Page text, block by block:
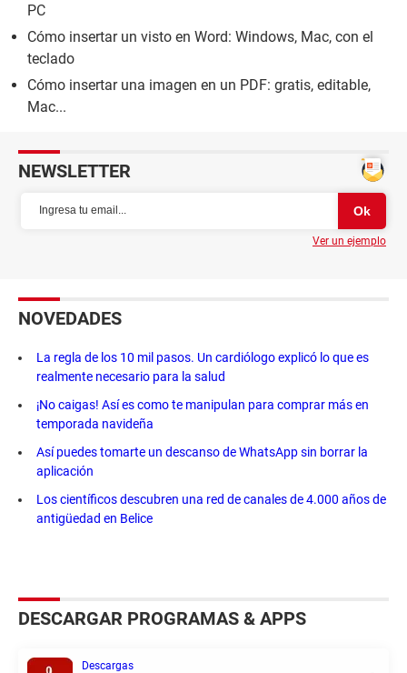
PC
Cómo insertar un visto en Word: Windows, Mac, con el
teclado
Cómo insertar una imagen en un PDF: gratis, editable,
Mac...
NEWSLETTER
Ver un ejemplo
NOVEDADES
La regla de los 10 mil pasos. Un cardiólogo explicó lo que es
realmente necesario para la salud
¡No caigas! Así es como te manipulan para comprar más en
temporada navideña
Así puedes tomarte un descanso de WhatsApp sin borrar la
aplicación
Los científicos descubren una red de canales de 4.000 años de
antigüedad en Belice
DESCARGAR PROGRAMAS & APPS
Descargas